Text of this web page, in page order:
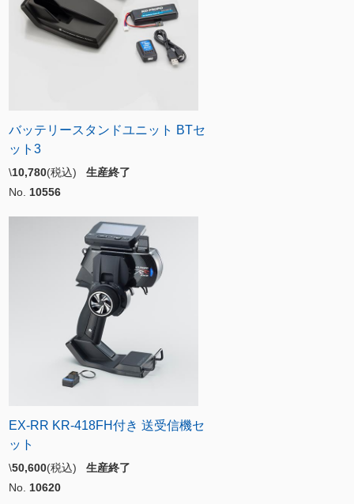
バッテリースタンドユニット BTセ
ット3
\10,780(税込) 生産終了
No. 10556
EX-RR KR-418FH付き 送受信機セ
ット
\50,600(税込) 生産終了
No. 10620